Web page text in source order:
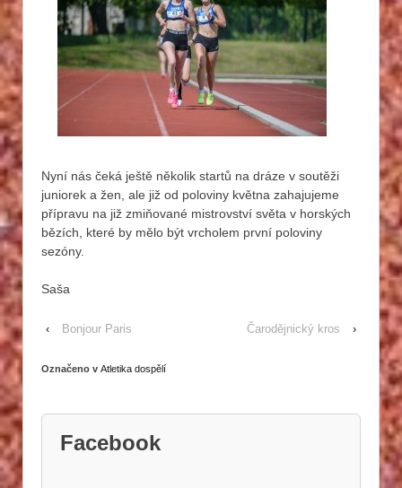
Nyní nás čeká ještě několik startů na dráze v soutěži
juniorek a žen, ale již od poloviny května zahajujeme
přípravu na již zmiňované mistrovství světa v horských
bězích, které by mělo být vrcholem první poloviny
sezóny.
Saša
‹ Bonjour Paris Čarodějnický kros ›
Označeno v Atletika dospělí
Facebook